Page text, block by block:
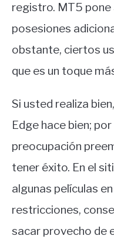
registro. MT5
posesiones
obstante, ciertos
que es un toque
Si usted realiza
Edge hace bien;
preocupación
tener éxito. En el
algunas películas
restricciones,
sacar provecho de